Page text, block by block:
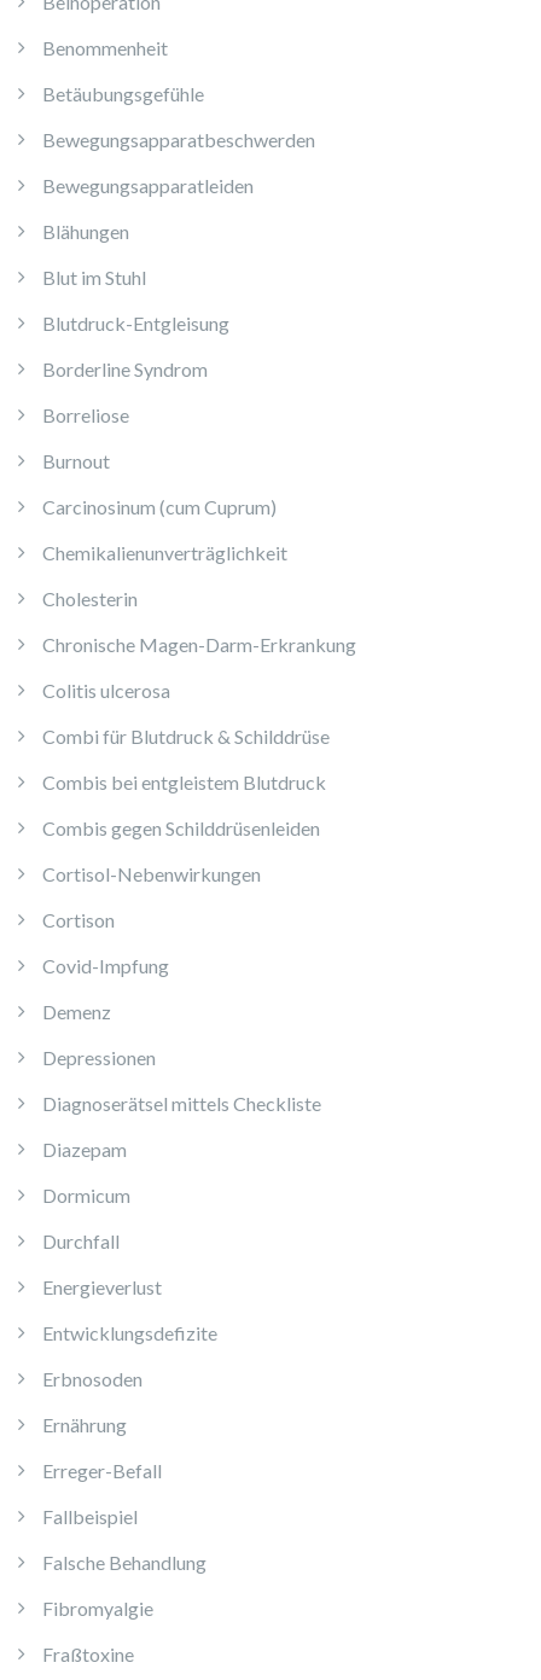
Benommenheit
Betäubungsgefühle
Bewegungsapparatbeschwerden
Bewegungsapparatleiden
Blähungen
Blut im Stuhl
Blutdruck-Entgleisung
Borderline Syndrom
Borreliose
Burnout
Carcinosinum (cum Cuprum)
Chemikalienunverträglichkeit
Cholesterin
Chronische Magen-Darm-Erkrankung
Colitis ulcerosa
Combi für Blutdruck & Schilddrüse
Combis bei entgleistem Blutdruck
Combis gegen Schilddrüsenleiden
Cortisol-Nebenwirkungen
Cortison
Covid-Impfung
Demenz
Depressionen
Diagnoserätsel mittels Checkliste
Diazepam
Dormicum
Durchfall
Energieverlust
Entwicklungsdefizite
Erbnosoden
Ernährung
Erreger-Befall
Fallbeispiel
Falsche Behandlung
Fibromyalgie
Fraßtoxine